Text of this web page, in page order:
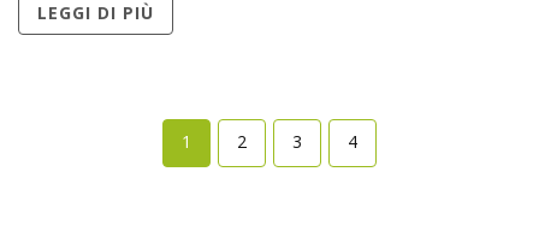
LEGGI DI PIÙ
1 2 3 4